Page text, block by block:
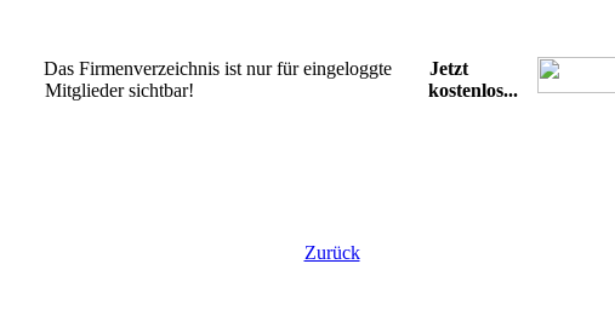
Das Firmenverzeichnis ist nur für eingeloggte
Mitglieder sichtbar!
Jetzt
kostenlos...
Zurück